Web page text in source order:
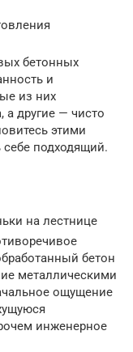
бетонных
и
из них
другие — чисто
этими
подходящий.
на лестнице
бетон
металлическими
ощущение
инженерное